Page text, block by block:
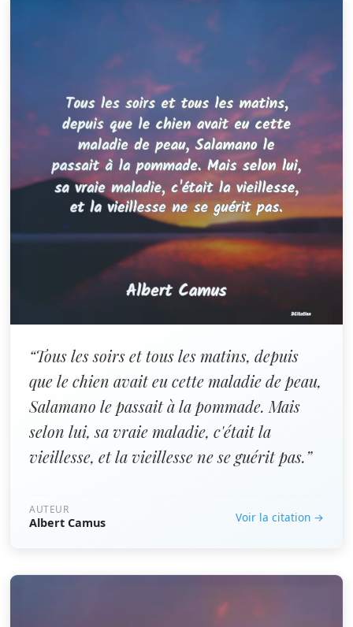
“Tous les soirs et tous les matins, depuis
que le chien avait eu cette maladie de peau,
Salamano le passait à la pommade. Mais
selon lui, sa vraie maladie, c'était la
vieillesse, et la vieillesse ne se guérit pas.”
AUTEUR
Albert Camus Voir la citation →